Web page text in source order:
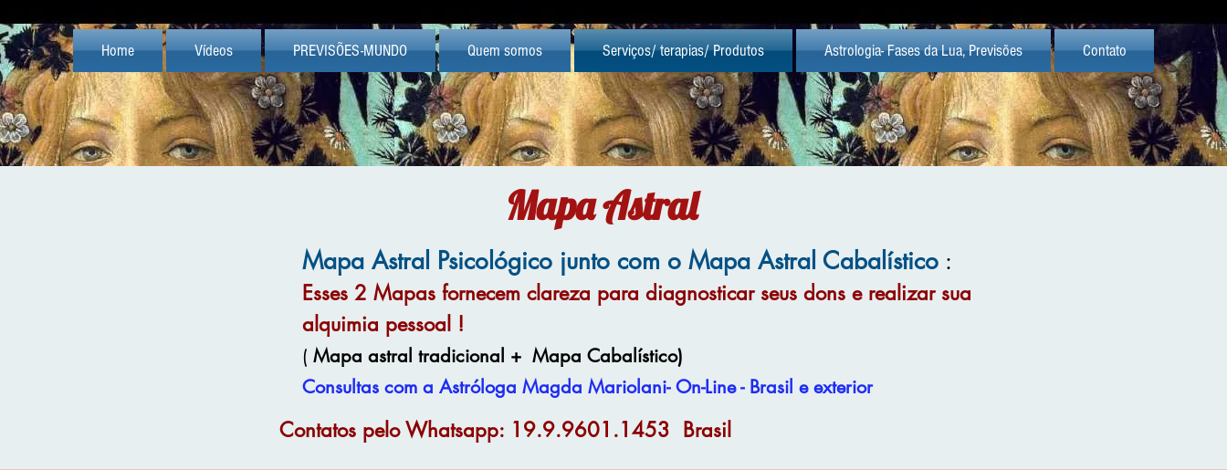
Home Vídeos PREVISÕES-MUNDO Quem somos Serviços/ terapias/ Produtos Astrologia- Fases da Lua, Previsões Contato
Mapa Astral
Mapa Astral Psicológico junto com o Mapa Astral Cabalístico :
Esses 2 Mapas fornecem clareza para diagnosticar seus dons e realizar sua
alquimia pessoal !
( Mapa astral tradicional + Mapa Cabalístico)
Consultas com a Astróloga Magda Mariolani- On-Line - Brasil e exterior
Contatos pelo Whatsapp: 19.9.9601.1453 Brasil